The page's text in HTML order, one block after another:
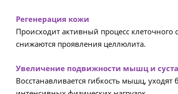
Регенерация кожи
Происходит активный процесс клеточного
снижаются проявления целлюлита.
Увеличение подвижности мышц и
Восстанавливается гибкость мышц,